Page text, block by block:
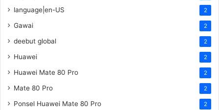
language|en-US 2
Gawai 2
deebut global 2
Huawei 2
Huawei Mate 80 Pro 2
Mate 80 Pro 2
Ponsel Huawei Mate 80 Pro 2